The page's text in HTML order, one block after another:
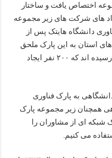
به این مجموعه اختصاص یافت و ساختار
های شرکت های زیر مجموعه
دانشگاه هایتک پس از
استان به این پارک ملحق
شدند ۶۸ مورد بود و هم اکنون به ۱۳۱ شرکت رسیده اند که ۲۰۰ نفر ایجاد
به پارک فناوری
همچنان زیر مجموعه پارک
شبکه ای از مشاوران را
می کنیم.